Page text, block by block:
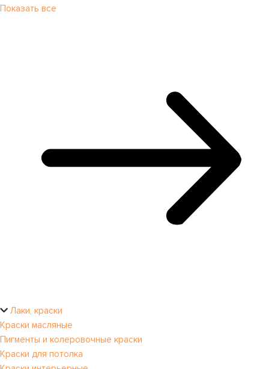
Показать все
Лаки, краски
Краски масляные
Пигменты и колеровочные краски
Краски для потолка